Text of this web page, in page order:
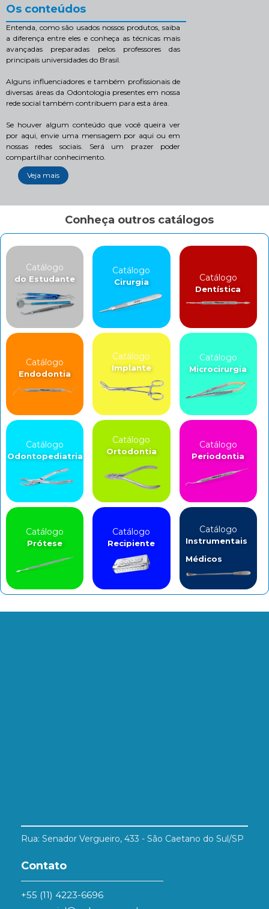
Os conteúdos
Entenda, como são usados nossos produtos, saiba
a diferença entre eles e conheça as técnicas mais
avançadas preparadas pelos professores das
principais universidades do Brasil.
Alguns influenciadores e também profissionais de
diversas áreas da Odontologia presentes em nossa
rede social também contribuem para esta área.
Se houver algum conteúdo que você queira ver
por aqui, envie uma mensagem por aqui ou em
nossas redes sociais. Será um prazer poder
compartilhar conhecimento.
Veja mais
Conheça outros catálogos
Catálogo
do Estudante
Catálogo
Cirurgia Catálogo
Dentística
Catálogo
Endodontia
Catálogo
Implante
Catálogo
Microcirurgia
Catálogo
Odontopediatria
Catálogo
Ortodontia
Catálogo
Periodontia
Catálogo
Prótese
Catálogo
Recipiente
Catálogo
Instrumentais
Médicos
Rua: Senador Vergueiro, 433 - São Caetano do Sul/SP
Contato
+55 (11) 4223-6696